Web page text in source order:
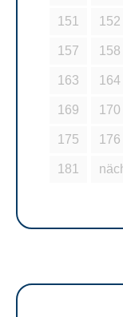
151 152
157 158
163 164
169 170
175 176
181